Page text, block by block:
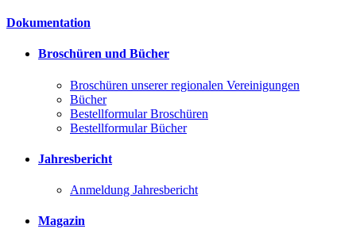
Dokumentation
Broschüren und Bücher
Broschüren unserer regionalen Vereinigungen
Bücher
Bestellformular Broschüren
Bestellformular Bücher
Jahresbericht
Anmeldung Jahresbericht
Magazin